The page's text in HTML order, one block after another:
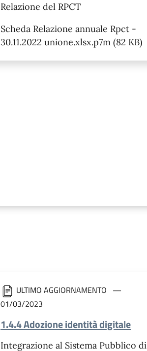
Relazione del RPCT
Scheda Relazione annuale Rpct -
30.11.2022 unione.xlsx.p7m (82 KB)
ULTIMO AGGIORNAMENTO
01/03/2023
1.4.4 Adozione identità digitale
Integrazione al Sistema Pubblico di